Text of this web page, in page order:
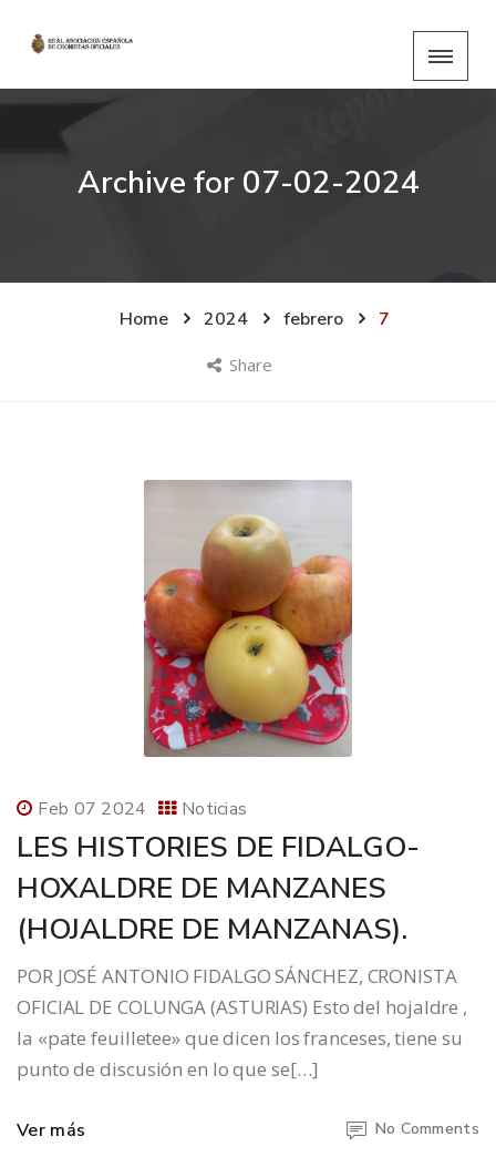
Archive for 07-02-2024
Home 2024 febrero 7
Share
Feb 07 2024 Noticias
LES HISTORIES DE FIDALGO-
HOXALDRE DE MANZANES
(HOJALDRE DE MANZANAS).
POR JOSÉ ANTONIO FIDALGO SÁNCHEZ, CRONISTA
OFICIAL DE COLUNGA (ASTURIAS) Esto del hojaldre ,
la «pate feuilletee» que dicen los franceses, tiene su
punto de discusión en lo que se[…]
Ver más No Comments